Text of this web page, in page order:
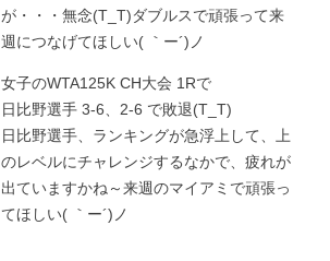
が・・・無念(T_T)ダブルスで頑張って来
週につなげてほしい( ｀ー´)ノ
女子のWTA125K CH大会 1Rで
日比野選手 3-6、2-6 で敗退(T_T)
日比野選手、ランキングが急浮上して、上
のレベルにチャレンジするなかで、疲れが
出ていますかね～来週のマイアミで頑張っ
てほしい( ｀ー´)ノ